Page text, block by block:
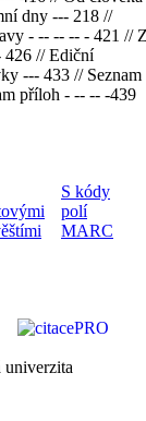
dny --- 218 //
- -- -- -- - 421 //
426 // Ediční
--- 433 // Seznam
příloh - -- -- -439
S kódy
polí
MARC